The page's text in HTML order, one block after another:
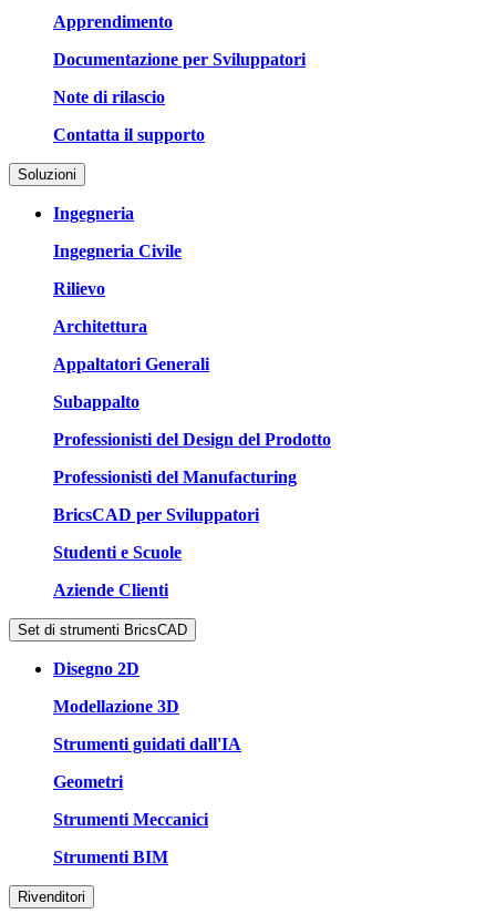
Apprendimento
Documentazione per Sviluppatori
Note di rilascio
Contatta il supporto
Soluzioni
Ingegneria
Ingegneria Civile
Rilievo
Architettura
Appaltatori Generali
Subappalto
Professionisti del Design del Prodotto
Professionisti del Manufacturing
BricsCAD per Sviluppatori
Studenti e Scuole
Aziende Clienti
Set di strumenti BricsCAD
Disegno 2D
Modellazione 3D
Strumenti guidati dall'IA
Geometri
Strumenti Meccanici
Strumenti BIM
Rivenditori